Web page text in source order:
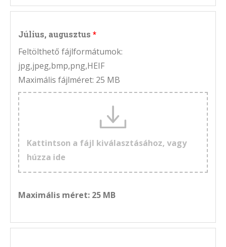
Július, augusztus
Feltölthető fájlformátumok:
jpg,jpeg,bmp,png,HEIF
Maximális fájlméret: 25 MB
Kattintson a fájl kiválasztásához, vagy
húzza ide
Maximális méret: 25 MB